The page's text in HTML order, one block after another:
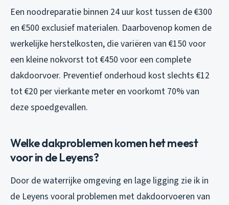
Een noodreparatie binnen 24 uur kost tussen de €300
en €500 exclusief materialen. Daarbovenop komen de
werkelijke herstelkosten, die variëren van €150 voor
een kleine nokvorst tot €450 voor een complete
dakdoorvoer. Preventief onderhoud kost slechts €12
tot €20 per vierkante meter en voorkomt 70% van
deze spoedgevallen.
Welke dakproblemen komen het meest
voor in de Leyens?
Door de waterrijke omgeving en lage ligging zie ik in
de Leyens vooral problemen met dakdoorvoeren van